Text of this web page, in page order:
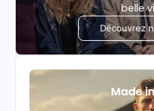
belle
Découvrez
Made